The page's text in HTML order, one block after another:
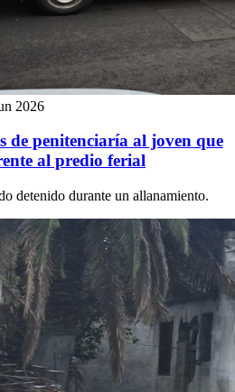
2026
de penitenciaría al joven que
al predio ferial
detenido durante un allanamiento.